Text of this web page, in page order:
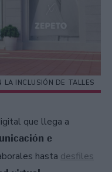
INCLUSIÓN DE TALLES
que llega a
e
hasta desfiles